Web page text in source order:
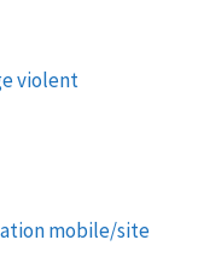
violent
mobile/site